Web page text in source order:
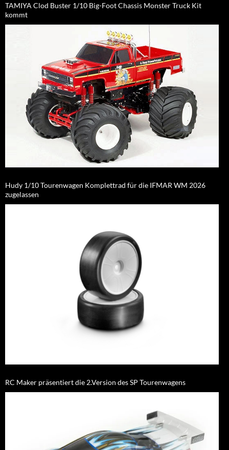
TAMIYA Clod Buster 1/10 Big-Foot Chassis Monster Truck Kit
kommt
Hudy 1/10 Tourenwagen Komplettrad für die IFMAR WM 2026
zugelassen
RC Maker präsentiert die 2.Version des SP Tourenwagens